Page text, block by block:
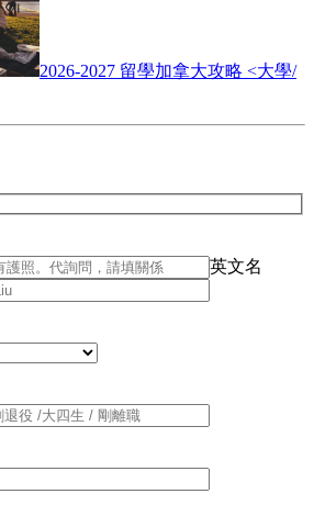
2026-2027 留學加拿大攻略 <大學/
英文名